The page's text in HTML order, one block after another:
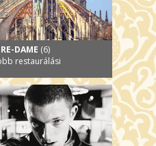
DAME (6)
restaurálási